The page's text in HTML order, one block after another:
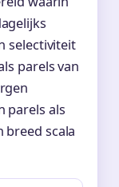
selectiviteit
parels van
parels als
breed scala